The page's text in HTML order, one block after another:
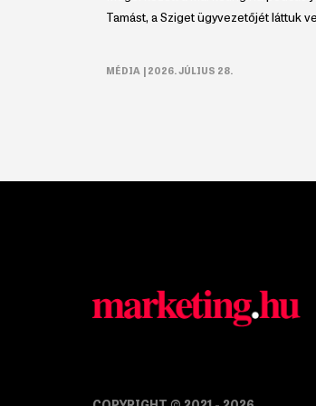
Tamást, a Sziget ügyvezetőjét láttuk
MÉDIA | 2026. JÚLIUS 28.